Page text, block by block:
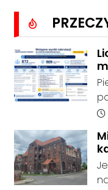
godziny 6:30
samochodem
zjechał z drogi i
sygnalizator